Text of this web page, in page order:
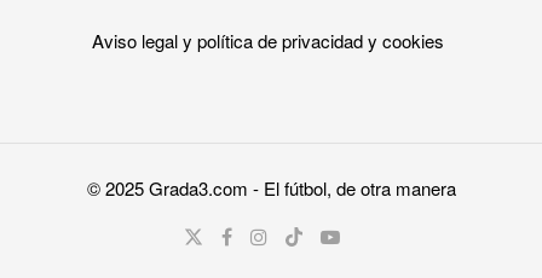
Aviso legal y política de privacidad y cookies​
© 2025Grada3.com - El fútbol, de otra manera